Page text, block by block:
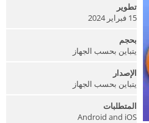
تطوير
15 فبراير 2024
بحجم
يتباين بحسب الجهاز
الإصدار
يتباين بحسب الجهاز
المتطلبات
Android and iOS